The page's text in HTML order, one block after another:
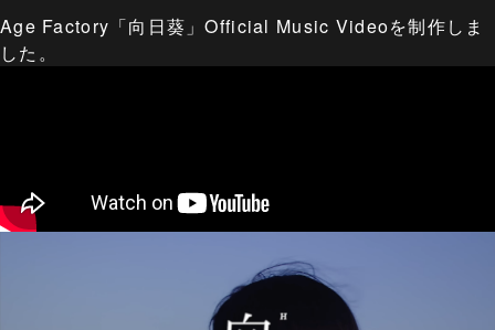
Age Factory「向日葵」Official Music Videoを制作しま
した。